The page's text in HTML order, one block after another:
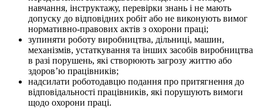
навчання, інструктажу, перевірки знань і не мають
допуску до відповідних робіт або не виконують вимог
нормативно-правових актів з охорони праці;
зупиняти роботу виробництва, дільниці, машин,
механізмів, устаткування та інших засобів виробництва
в разі порушень, які створюють загрозу життю або
здоров’ю працівників;
надсилати роботодавцю подання про притягнення до
відповідальності працівників, які порушують вимоги
щодо охорони праці.